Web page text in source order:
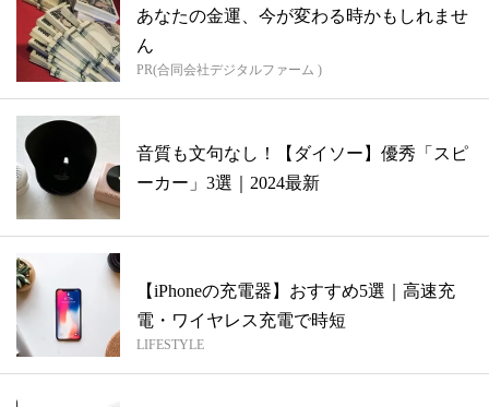
あなたの金運、今が変わる時かもしれませ
ん
PR(合同会社デジタルファーム )
音質も文句なし！【ダイソー】優秀「スピ
ーカー」3選｜2024最新
【iPhoneの充電器】おすすめ5選｜高速充
電・ワイヤレス充電で時短
LIFESTYLE